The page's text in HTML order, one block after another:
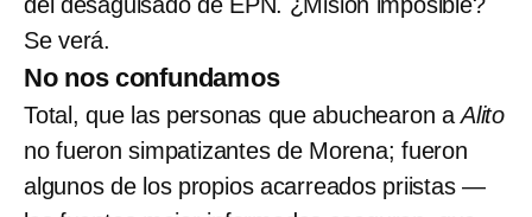
Se verá.
No nos confundamos
Total, que las personas que abuchearon aAlito
no fueron simpatizantes de Morena; fueron
algunos de los propios acarreados priistas —